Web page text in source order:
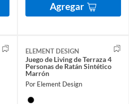
Agregar
ELEMENT DESIGN
Juego de Living de Terraza 4
Personas de Ratán Sintético
Marrón
Por Element Design